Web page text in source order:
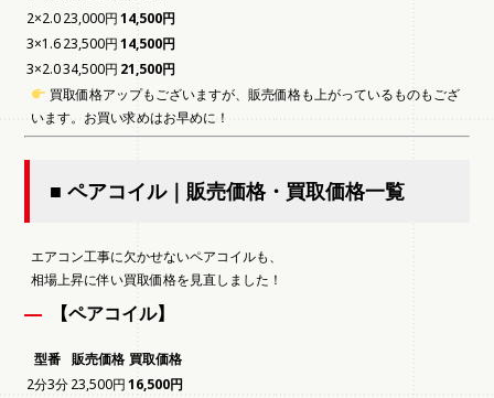
2×2.023,000円 14,500円
3×1.623,500円 14,500円
3×2.034,500円 21,500円
買取価格アップもございますが、販売価格も上がっているものもござ
います。お買い求めはお早めに！
■ ペアコイル｜販売価格・買取価格一覧
エアコン工事に欠かせないペアコイルも、
相場上昇に伴い買取価格を見直しました！
【ペアコイル】
型番 販売価格 買取価格
2分3分23,500円 16,500円